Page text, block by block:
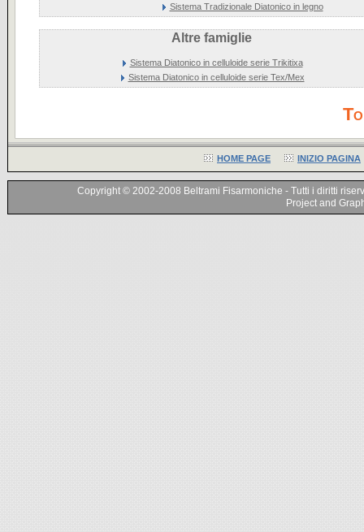
Sistema Tradizionale Diatonico in legno
Altre famiglie
Sistema Diatonico in celluloide serie Trikitixa
Sistema Diatonico in celluloide serie Tex/Mex
HOME PAGE INIZIO PAGINA
Copyright © 2002-2008 Beltrami Fisarmoniche - Tutti i diritti
Project and